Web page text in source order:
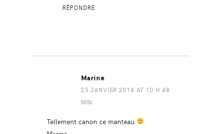
RÉPONDRE
Marine
25 JANVIER 2018 AT 10 H 48
MIN
Tellement canon ce manteau